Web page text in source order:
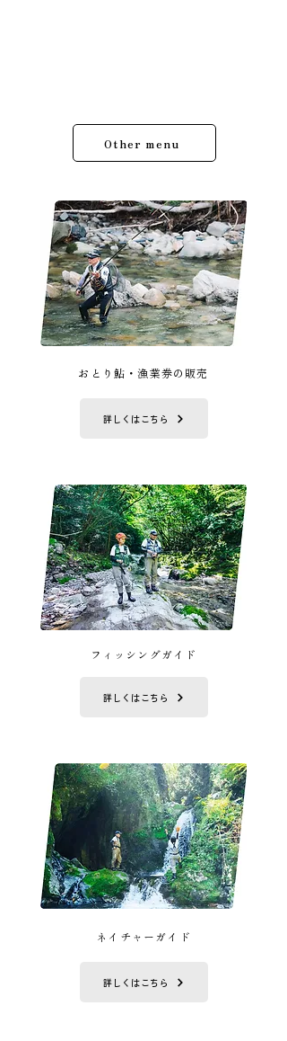
Other menu
​おとり鮎・漁業券の販売
詳しくはこちら
フィッシングガイド
詳しくはこちら
ネイチャーガイド
詳しくはこちら